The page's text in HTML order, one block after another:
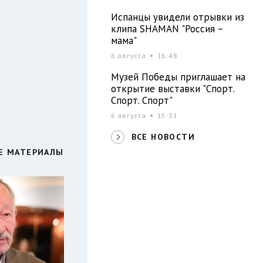
МАТЕРИАЛЫ
Испанцы увидели отрывки из
клипа SHAMAN "Россия –
мама"
6 августа 16:48
Музей Победы приглашает на
открытие выставки "Спорт.
Спорт. Спорт"
6 августа 15:31
ВСЕ НОВОСТИ